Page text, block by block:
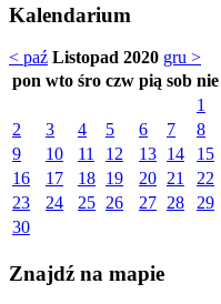
Kalendarium
< paź Listopad 2020 gru >
pon wto śro czw pią sob nie
1
2
3 4 5 6 7
8
9
10 11 12 13 14
15
16
17 18 19 20 21
22
23
24 25 26 27 28
29
30
Znajdź na mapie